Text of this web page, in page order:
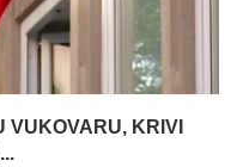
VUKOVARU, KRIVI